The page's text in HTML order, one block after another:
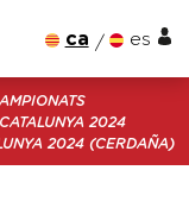
ca es
2024
2024 (CERDAÑA)